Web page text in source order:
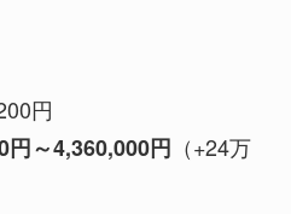
円
円～4,360,000円 （+24万